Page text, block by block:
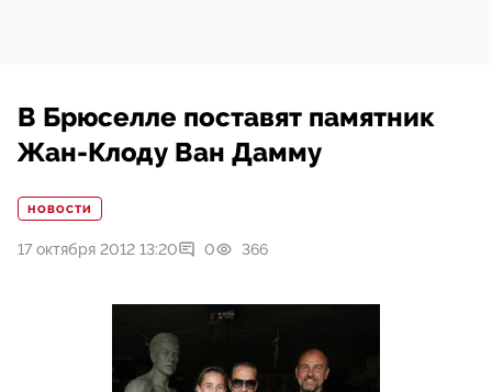
В Брюселле поставят памятник
Жан-Клоду Ван Дамму
НОВОСТИ
17 октября 2012 13:20 0 366